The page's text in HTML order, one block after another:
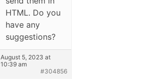
HTML. Do you
have any
suggestions?
August 5, 2023 at
10:39 am
#304856